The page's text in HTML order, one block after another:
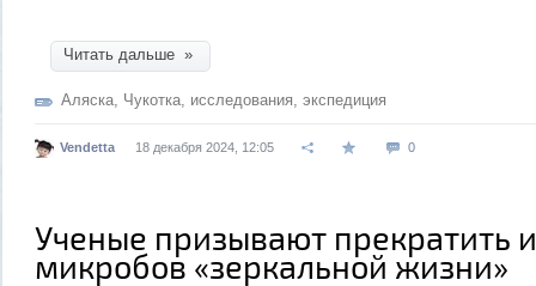
Читать дальше »
Аляска, Чукотка, исследования, экспедиция
Vendetta 18 декабря 2024, 12:05 0
Ученые призывают прекратить
микробов «зеркальной жизни»